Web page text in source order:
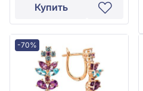
Купить
-70%